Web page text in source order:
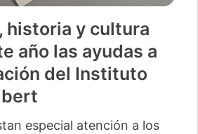
historia y cultura
año las ayudas a
del Instituto
especial atención a los